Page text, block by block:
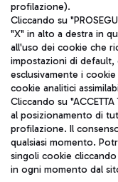
Aeroporti di Roma
coordinamento di
Codice fiscale e
IVA 06572251004
Capitale sociale
Sede legale: Via Pier
telefono +39 06 65951
profilazione).
Cliccando su
"X" in alto a destra in
all'uso dei cookie che
impostazioni di default,
esclusivamente i
cookie analitici
Cliccando su
al posizionamento di
profilazione. Il
qualsiasi momento.
singoli cookie cliccando
in ogni momento dal